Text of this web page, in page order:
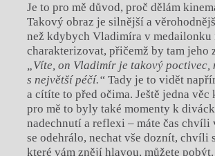
Je to pro mě důvod, proč dělám
Takový obraz je silnější a
než kdybych Vladimíra v medailonku
charakterizovat, přičemž by tam jeho
„Víte, on Vladimír je takový poctivec,
s největší péčí.“Tady je to vidět
a cítíte to před očima. Ještě jedna věc
pro mě to byly také momenty k
nadechnutí a reflexi – máte čas chvíli
se odehrálo, nechat vše doznít, chvíli
které vám znějí hlavou, můžete